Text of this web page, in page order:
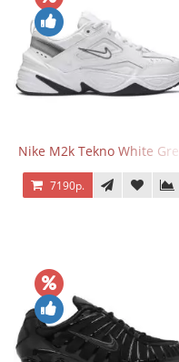
Nike M2k Tekno White Grey
7190р.